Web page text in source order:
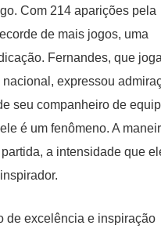
Com 214 aparições pela
de mais jogos, uma
Fernandes, que
expressou
seu companheiro de
é um fenômeno. A
a intensidade que